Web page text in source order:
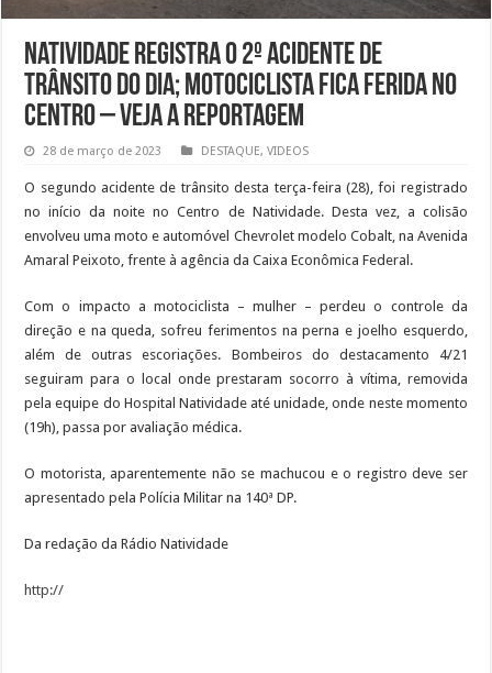
Natividade registra o 2º acidente de
trânsito do dia; motociclista fica ferida no
Centro – VEJA A REPORTAGEM
28 de março de 2023 DESTAQUE,VIDEOS
O segundo acidente de trânsito desta terça-feira (28), foi registrado
no início da noite no Centro de Natividade. Desta vez, a colisão
envolveu uma moto e automóvel Chevrolet modelo Cobalt, na Avenida
Amaral Peixoto, frente à agência da Caixa Econômica Federal.
Com o impacto a motociclista – mulher – perdeu o controle da
direção e na queda, sofreu ferimentos na perna e joelho esquerdo,
além de outras escoriações. Bombeiros do destacamento 4/21
seguiram para o local onde prestaram socorro à vítima, removida
pela equipe do Hospital Natividade até unidade, onde neste momento
(19h), passa por avaliação médica.
O motorista, aparentemente não se machucou e o registro deve ser
apresentado pela Polícia Militar na 140ª DP.
Da redação da Rádio Natividade
http://